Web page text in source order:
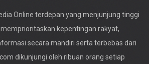
Online terdepan yang menjunjung tinggi
kepentingan rakyat,
secara mandiri serta terbebas dari
dikunjungi oleh ribuan orang setiap